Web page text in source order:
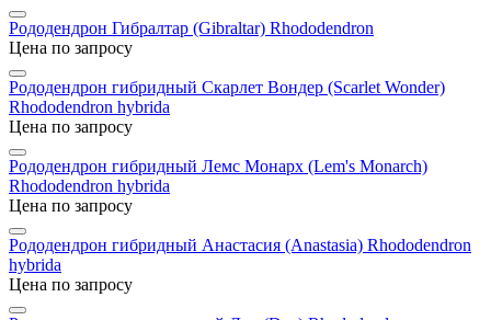
Рододендрон Гибралтар (Gibraltar) Rhododendron
Цена по запросу
Рододендрон гибридный Скарлет Вондер (Scarlet Wonder)
Rhododendron hybrida
Цена по запросу
Рододендрон гибридный Лемс Монарх (Lem's Monarch)
Rhododendron hybrida
Цена по запросу
Рододендрон гибридный Анастасия (Anastasia) Rhododendron
hybrida
Цена по запросу